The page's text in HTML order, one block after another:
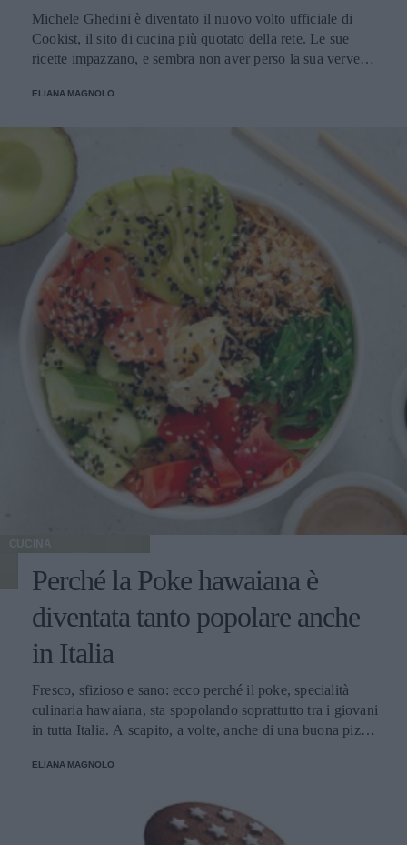
Michele Ghedini è diventato il nuovo volto ufficiale di
Cookist, il sito di cucina più quotato della rete. Le sue
ricette impazzano, e sembra non aver perso la sua verve
veramente stupendo.
ELIANA MAGNOLO
CUCINA
Perché la Poke hawaiana è
diventata tanto popolare anche
in Italia
Fresco, sfizioso e sano: ecco perché il poke, specialità
culinaria hawaiana, sta spopolando soprattutto tra i giovani
in tutta Italia. A scapito, a volte, anche di una buona pizza.
ELIANA MAGNOLO